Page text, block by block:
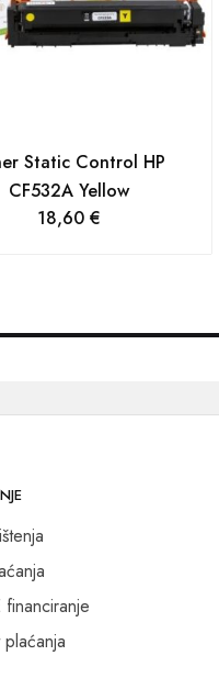
Static Control HP
CF532A Yellow
18,60 €